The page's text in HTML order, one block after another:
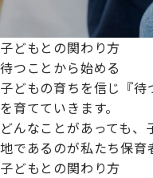
子どもとの関わり方
待つことから始める
子どもの育ちを信じ『
を育てていきます。
どんなことがあっても
地であるのが私たち保育
子どもとの関わり方